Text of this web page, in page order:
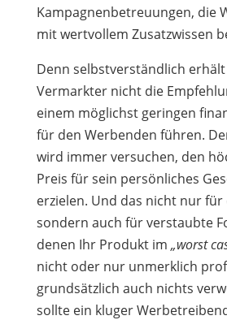
Kampagnenbetreuungen, die
mit wertvollem Zusatzwissen
Denn selbstverständlich
Vermarkter nicht die
einem möglichst geringen
für den Werbenden führen.
wird immer versuchen, den
Preis für sein persönliches
erzielen. Und das nicht nur für
sondern auch für verstaubte
denen Ihr Produkt im „worst
nicht oder nur unmerklich
grundsätzlich auch nichts
sollte ein kluger